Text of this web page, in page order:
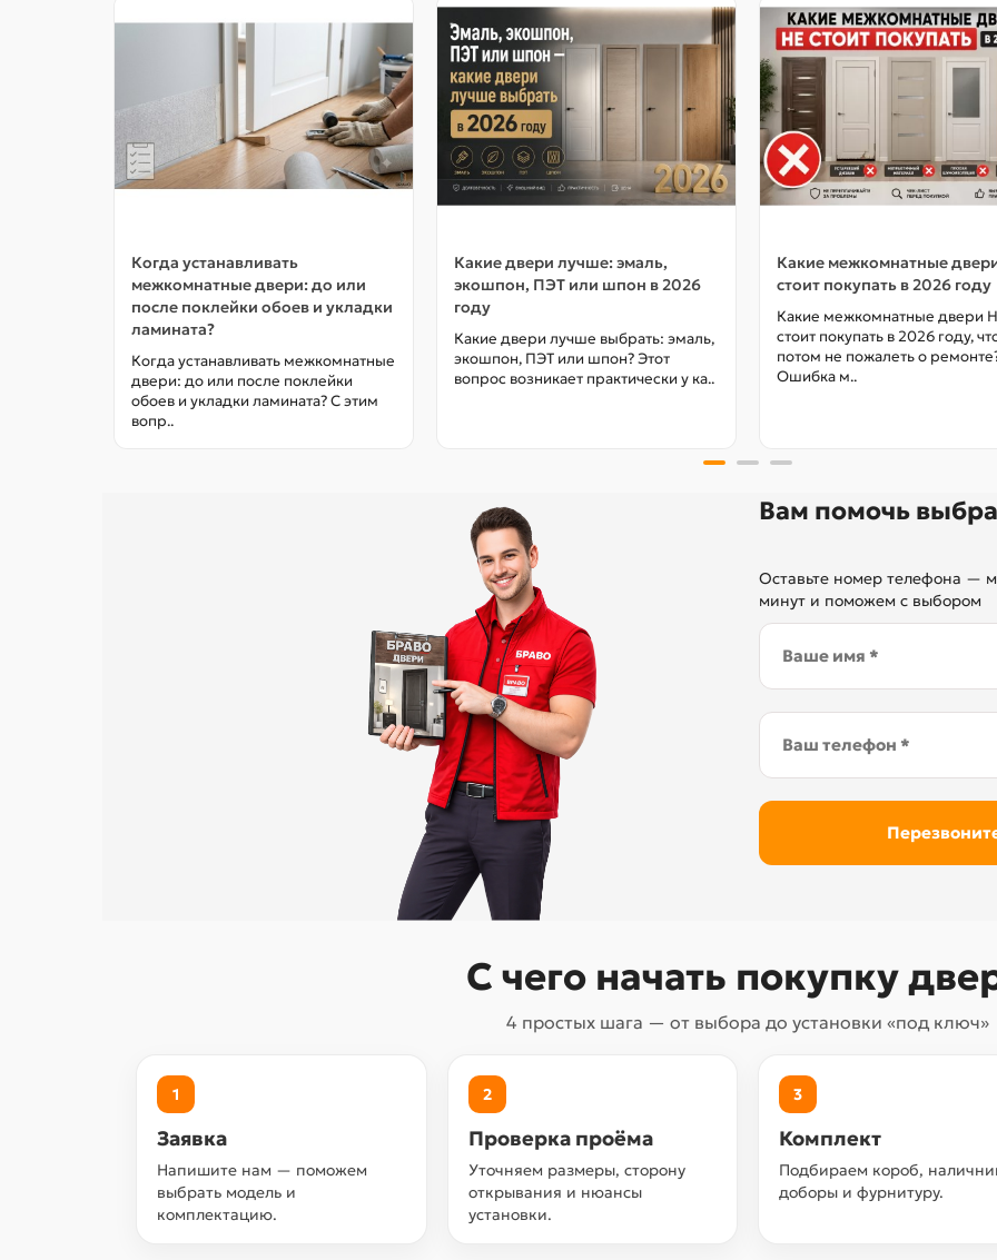
Когда устанавливать
межкомнатные двери: до или
после поклейки обоев и укладки
ламината?
Когда устанавливать межкомнатные
двери: до или после поклейки
обоев и укладки ламината? С этим
вопр..
Какие двери лучше: эмаль,
экошпон, ПЭТ или шпон в 2026
году
Какие двери лучше выбрать: эмаль,
экошпон, ПЭТ или шпон? Этот
вопрос возникает практически у ка..
Какие межкомнатные
стоит покупать в 2026 году
Какие межкомнатные двери
стоит покупать в 2026 году,
потом не пожалеть о
Ошибка м..
Вам помочь
Оставьте номер телефона —
минут и поможем с выбором
С чего начать покупку
4 простых шага — от выбора до установки «под ключ»
1
Заявка
Напишите нам — поможем
выбрать модель и
комплектацию.
2
Проверка проёма
Уточняем размеры, сторону
открывания и нюансы
установки.
3
Комплект
Подбираем короб,
доборы и фурнитуру.